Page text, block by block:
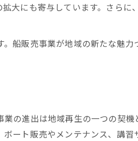
い暮らし
大にも寄与しています。さらに
船販売事業が地域の新たな魅
の進出は地域再生の一つの契
ート販売やメンテナンス、講習